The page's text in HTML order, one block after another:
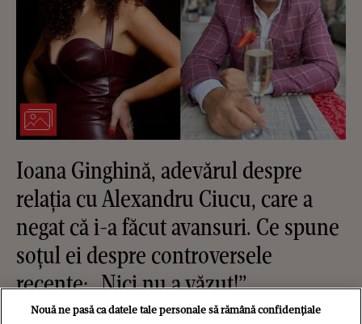
Ioana Ginghină, adevărul despre
relația cu Alexandru Ciucu, care a
negat că i-a făcut avansuri. Ce spune
soțul ei despre controversele
recente: „Nici nu a văzut!”
Nouă ne pasă ca datele tale personale să rămână confidențiale